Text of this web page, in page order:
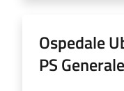
Ospedale
PS Generale